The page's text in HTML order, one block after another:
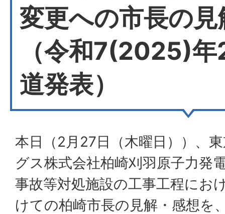
変更への市長の
（令和7(2025)
道発表）
本日（2月27日（木曜日））、
グス株式会社柏崎刈羽原子力発
事故等対処施設の工事工程にお
けての柏崎市長の見解・感想を